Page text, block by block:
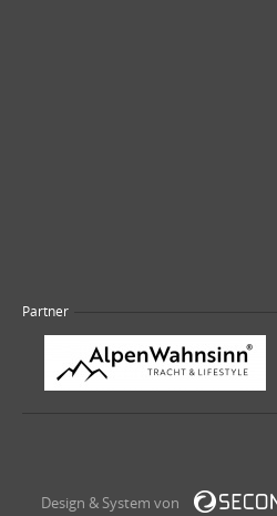
Partner
Design & System von